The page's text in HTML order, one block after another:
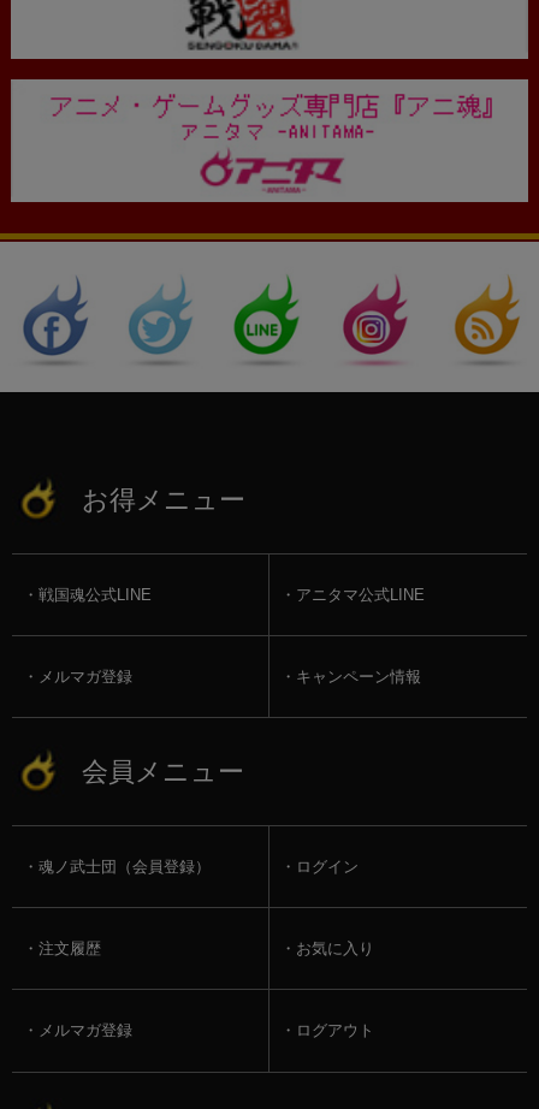
お得メニュー
戦国魂公式LINE アニタマ公式LINE
メルマガ登録 キャンペーン情報
会員メニュー
魂ノ武士団（会員登録） ログイン
注文履歴 お気に入り
メルマガ登録 ログアウト